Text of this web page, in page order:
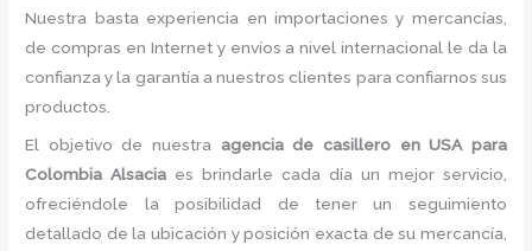
Nuestra basta experiencia en importaciones y mercancías,
de compras en Internet y envíos a nivel internacional le da la
confianza y la garantía a nuestros clientes para confiarnos sus
productos.
El objetivo de nuestra agencia de casillero en USA para
Colombia Alsacia es brindarle cada día un mejor servicio,
ofreciéndole la posibilidad de tener un seguimiento
detallado de la ubicación y posición exacta de su mercancía,